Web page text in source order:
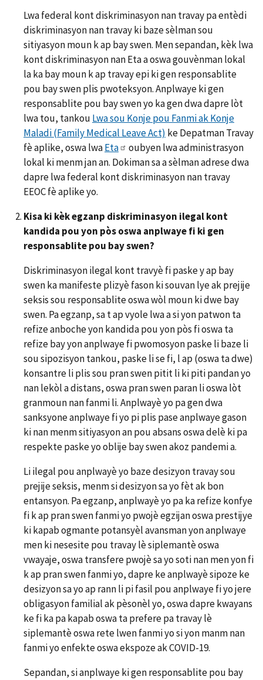
Lwa federal kont diskriminasyon nan travay pa entèdi
diskriminasyon nan travay ki baze sèlman sou
sitiyasyon moun k ap bay swen. Men sepandan, kèk lwa
kont diskriminasyon nan Eta a oswa gouvènman lokal
la ka bay moun k ap travay epi ki gen responsablite
pou bay swen plis pwoteksyon. Anplwaye ki gen
responsablite pou bay swen yo ka gen dwa dapre lòt
lwa tou, tankou Lwa sou Konje pou Fanmi ak Konje
Maladi (Family Medical Leave Act) ke Depatman Travay
fè aplike, oswa lwaEta
oubyen lwa administrasyon
lokal ki menm jan an. Dokiman sa a sèlman adrese dwa
dapre lwa federal kont diskriminasyon nan travay
EEOC fè aplike yo.
Kisa ki kèk egzanp diskriminasyon ilegal kont
kandida pou yon pòs oswa anplwaye fi ki gen
responsablite pou bay swen?
Diskriminasyon ilegal kont travyè fi paske y ap bay
swen ka manifeste plizyè fason ki souvan lye ak prejije
seksis sou responsablite oswa wòl moun ki dwe bay
swen. Pa egzanp, sa t ap vyole lwa a si yon patwon ta
refize anboche yon kandida pou yon pòs fi oswa ta
refize bay yon anplwaye fi pwomosyon paske li baze li
sou sipozisyon tankou, paske li se fi, l ap (oswa ta dwe)
konsantre li plis sou pran swen pitit li ki piti pandan yo
nan lekòl a distans, oswa pran swen paran li oswa lòt
granmoun nan fanmi li. Anplwayè yo pa gen dwa
sanksyone anplwaye fi yo pi plis pase anplwaye gason
ki nan menm sitiyasyon an pou absans oswa delè ki pa
respekte paske yo oblije bay swen akoz pandemi a.
Li ilegal pou anplwayè yo baze desizyon travay sou
prejije seksis, menm si desizyon sa yo fèt ak bon
entansyon. Pa egzanp, anplwayè yo pa ka refize konfye
fi k ap pran swen fanmi yo pwojè egzijan oswa prestijye
ki kapab ogmante potansyèl avansman yon anplwaye
men ki nesesite pou travay lè siplemantè oswa
vwayaje, oswa transfere pwojè sa yo soti nan men yon fi
k ap pran swen fanmi yo, dapre ke anplwayè sipoze ke
desizyon sa yo ap rann li pi fasil pou anplwaye fi yo jere
obligasyon familial ak pèsonèl yo, oswa dapre kwayans
ke fi ka pa kapab oswa ta prefere pa travay lè
siplemantè oswa rete lwen fanmi yo si yon manm nan
fanmi yo enfekte oswa ekspoze ak COVID-19.
Sepandan, si anplwaye ki gen responsablite pou bay